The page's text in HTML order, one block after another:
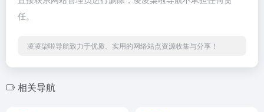
任。
凌凌柒啦导航致力于优质、实用的网络站点资源收集与分享！
相关导航